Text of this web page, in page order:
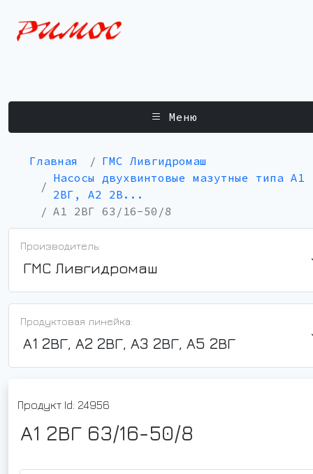
Меню
Главная
ГМС Ливгидромаш
Насосы двухвинтовые мазутные типа А1
2ВГ, А2 2В...
А1 2ВГ 63/16-50/8
Производитель:
ГМС Ливгидромаш
Продуктовая линейка:
А1 2ВГ, А2 2ВГ, А3 2ВГ, А5 2ВГ
Продукт Id: 24956
А1 2ВГ 63/16-50/8